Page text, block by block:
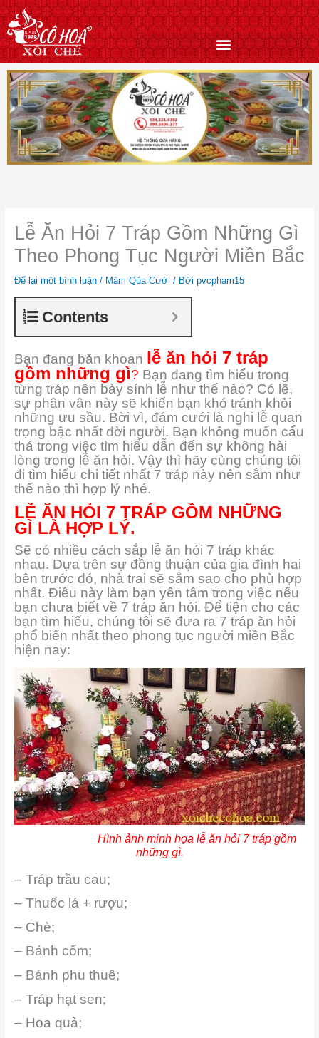
Nhảy
tới
nội
dung
Lễ Ăn Hỏi 7 Tráp Gồm Những Gì
Theo Phong Tục Người Miền Bắc
Để lại một bình luận / Mâm Qủa Cưới / Bởi pvcpham15
Contents
Bạn đang băn khoan lễ ăn hỏi 7 tráp
gồm những gì? Bạn đang tìm hiểu trong
từng tráp nên bày sính lễ như thế nào? Có lẽ,
sự phân vân này sẽ khiến bạn khó tránh khỏi
những ưu sầu. Bời vì, đám cưới là nghi lễ quan
trọng bậc nhất đời người. Bạn không muốn cẩu
thả trong việc tìm hiểu dẫn đến sự không hài
lòng trong lễ ăn hỏi. Vậy thì hãy cùng chúng tôi
đi tìm hiểu chi tiết nhất 7 tráp này nên sắm như
thế nào thì hợp lý nhé.
LỄ ĂN HỎI 7 TRÁP GỒM NHỮNG
GÌ LÀ HỢP LÝ.
Sẽ có nhiều cách sắp lễ ăn hỏi 7 tráp khác
nhau. Dựa trên sự đồng thuận của gia đình hai
bên trước đó, nhà trai sẽ sắm sao cho phù hợp
nhất. Điều này làm bạn yên tâm trong việc nếu
bạn chưa biết về 7 tráp ăn hỏi. Để tiện cho các
bạn tìm hiểu, chúng tôi sẽ đưa ra 7 tráp ăn hỏi
phổ biến nhất theo phong tục người miền Bắc
hiện nay:
Hình ảnh minh họa lễ ăn hỏi 7 tráp gồm
những gì.
– Tráp trầu cau;
– Thuốc lá + rượu;
– Chè;
– Bánh cốm;
– Bánh phu thuê;
– Tráp hạt sen;
– Hoa quả;